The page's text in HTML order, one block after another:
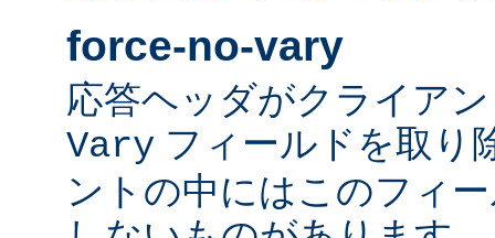
force-no-vary
応答ヘッダがクライア
Vary フィールドを取り
ントの中にはこのフィ